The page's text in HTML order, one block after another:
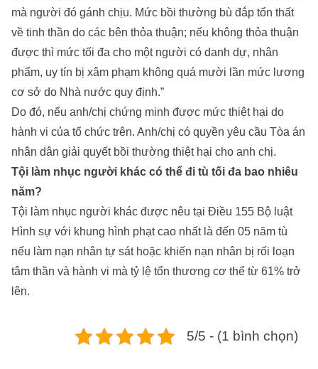
mà người đó gánh chịu. Mức bồi thường bù đắp tổn thất
về tinh thần do các bên thỏa thuận; nếu không thỏa thuận
được thì mức tối đa cho một người có danh dự, nhân
phẩm, uy tín bị xâm phạm không quá mười lần mức lương
cơ sở do Nhà nước quy định.”
Do đó, nếu anh/chị chứng minh được mức thiệt hại do
hành vi của tổ chức trên. Anh/chị có quyền yêu cầu Tòa án
nhân dân giải quyết bồi thường thiệt hại cho anh chị.
Tội làm nhục người khác có thể đi tù tối đa bao nhiêu
năm?
Tội làm nhục người khác được nêu tại Điều 155 Bộ luật
Hình sự với khung hình phạt cao nhất là đến 05 năm tù
nếu làm nạn nhân tự sát hoặc khiến nạn nhân bị rối loạn
tâm thần và hành vi mà tỷ lệ tổn thương cơ thể từ 61% trở
lên.
5/5 - (1 bình chọn)